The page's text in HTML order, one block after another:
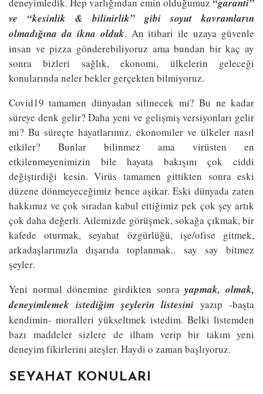
deneyimledik. Hep varlığından emin olduğumuz “garanti”
ve “kesinlik & bilinirlik” gibi soyut kavramların
olmadığına da ikna olduk. An itibari ile uzaya güvenle
insan ve pizza gönderebiliyoruz ama bundan bir kaç ay
sonra bizleri sağlık, ekonomi, ülkelerin geleceği
konularında neler bekler gerçekten bilmiyoruz.
Covid19 tamamen dünyadan silinecek mi? Bu ne kadar
süreye denk gelir? Daha yeni ve gelişmiş versiyonları gelir
mi? Bu süreçte hayatlarımız, ekonomiler ve ülkeler nasıl
etkiler? Bunlar bilinmez ama virüsten en
etkilenmeyenimizin bile hayata bakışını çok ciddi
değiştirdiği kesin. Virüs tamamen gittikten sonra eski
düzene dönmeyeceğimiz bence aşikar. Eski dünyada zaten
hakkımız ve çok sıradan kabul ettiğimiz pek çok şey artık
çok daha değerli. Ailemizde görüşmek, sokağa çıkmak, bir
kafede oturmak, seyahat özgürlüğü, işe/ofise gitmek,
arkadaşlarımızla dışarıda toplanmak.. say say bitmez
şeyler.
Yeni normal dönemine girdikten sonrayapmak, olmak,
deneyimlemek istediğim şeylerin listesini yazıp -başta
kendimin- moralleri yükseltmek istedim. Belki listemden
bazı maddeler sizlere de ilham verip bir takım yeni
deneyim fikirlerini ateşler. Haydi o zaman başlıyoruz.
SEYAHAT KONULARI